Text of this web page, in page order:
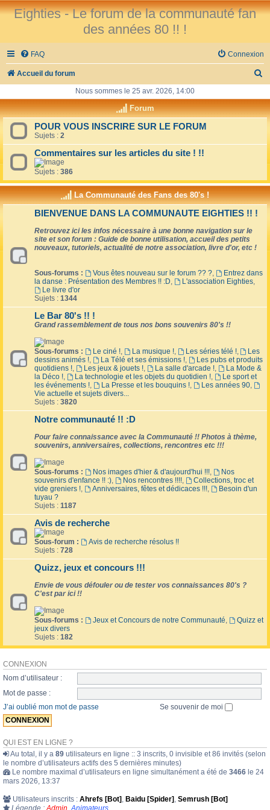
Eighties - Le forum de la communauté fan
des années 80 !! !
FAQ Connexion
Accueil du forum
h
h
e
Nous sommes le 25 avr. 2026, 14:00
Forum
POUR VOUS INSCRIRE SUR LE FORUM
Sujets : 2
Commentaires sur les articles du site ! !!
Sujets : 386
La Communauté des Fans des 80's !
BIENVENUE DANS LA COMMUNAUTE EIGHTIES !! !
Retrouvez ici les infos nécessaire à une bonne navigation sur le
site et son forum : Guide de bonne utilisation, accueil des petits
nouveaux, tutoriels, actualité de notre association, livre d'or, etc !
Sous-forums : Vous êtes nouveau sur le forum ?? ?,
Entrez dans
la danse : Présentation des Membres !! :D, L'association Eighties,
Le livre d'or
Sujets : 1344
Le Bar 80's !! !
Grand rassemblement de tous nos bons souvenirs 80's !!
Sous-forums : Le ciné !, La musique !, Les séries télé !,
Les
dessins animés !, La Télé et ses émissions !,
Les pubs et produits
quotidiens !, Les jeux & jouets !, La salle d'arcade !,
La Mode &
la Déco !, La technologie et les objets du quotidien !,
Le sport et
les événements !, La Presse et les bouquins !, Les années 90,
Vie actuelle et sujets divers...
Sujets : 3820
Notre communauté !! :D
Pour faire connaissance avec la Communauté !! Photos à thème,
souvenirs, anniversaires, collections, rencontres etc !!!
Sous-forums : Nos images d'hier & d'aujourd'hui !!!,
Nos
souvenirs d'enfance !! :), Nos rencontres !!!!,
Collections, troc et
vide greniers !, Anniversaires, fêtes et dédicaces !!!,
Besoin d'un
tuyau ?
Sujets : 1187
Avis de recherche
Sous-forum :
Avis de recherche résolus !!
Sujets : 728
Quizz, jeux et concours !!!
Envie de vous défouler ou de tester vos connaissances 80's ?
C'est par ici !!
Sous-forums : Jeux et Concours de notre Communauté,
Quizz et
jeux divers
Sujets : 182
CONNEXION
Nom d’utilisateur :
Mot de passe :
J’ai oublié mon mot de passe
Se souvenir de moi
QUI EST EN LIGNE ?
Au total, il y a 89 utilisateurs en ligne :: 3 inscrits, 0 invisible et 86 invités (selon
le nombre d’utilisateurs actifs des 5 dernières minutes)
Le nombre maximal d’utilisateurs en ligne simultanément a été de 3466 le 24
mars 2026, 13:37
Utilisateurs inscrits : Ahrefs [Bot] , Baidu [Spider] , Semrush [Bot]
Légende : Admin Animateurs